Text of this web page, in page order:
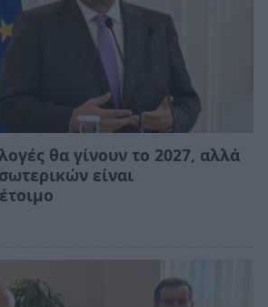
θα γίνουν το 2027, αλλά
είναι